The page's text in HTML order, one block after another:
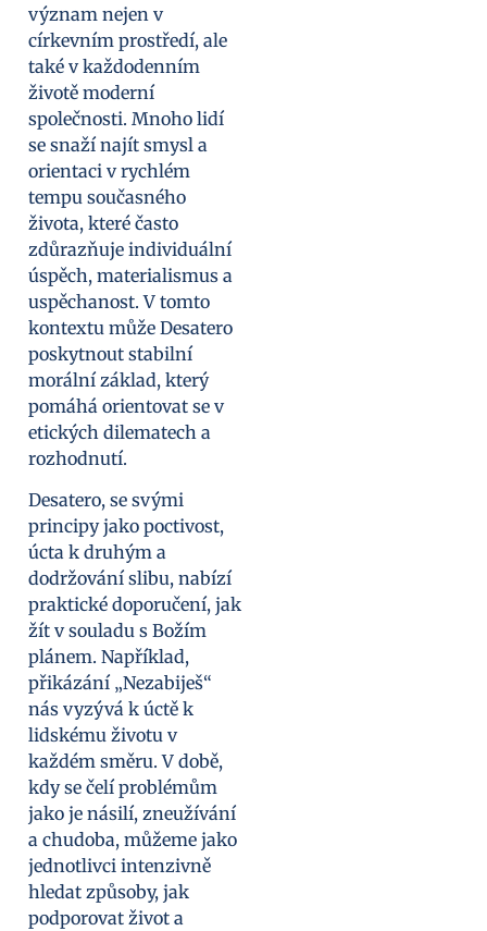
význam nejen v
církevním prostředí, ale
také v každodenním
životě moderní
společnosti. Mnoho lidí
se snaží najít smysl a
orientaci v rychlém
tempu současného
života, které často
zdůrazňuje individuální
úspěch, materialismus a
uspěchanost. V tomto
kontextu může Desatero
poskytnout stabilní
morální základ, který
pomáhá orientovat se v
etických dilematech a
rozhodnutí.
Desatero, se svými
principy jako poctivost,
úcta k druhým a
dodržování slibu, nabízí
praktické doporučení, jak
žít v souladu s Božím
plánem. Například,
přikázání „Nezabiješ“
nás vyzývá k úctě k
lidskému životu v
každém směru. V době,
kdy se čelí problémům
jako je násilí, zneužívání
a chudoba, můžeme jako
jednotlivci intenzivně
hledat způsoby, jak
podporovat život a